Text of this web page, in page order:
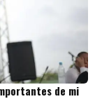
de mi